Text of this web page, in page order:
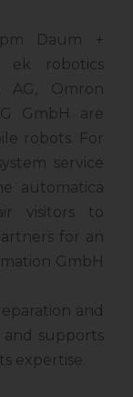
Daum +
ek robotics
AG, Omron
GmbH are
robots. For
service
automatica
visitors to
for an
GmbH
and
supports
expertise.